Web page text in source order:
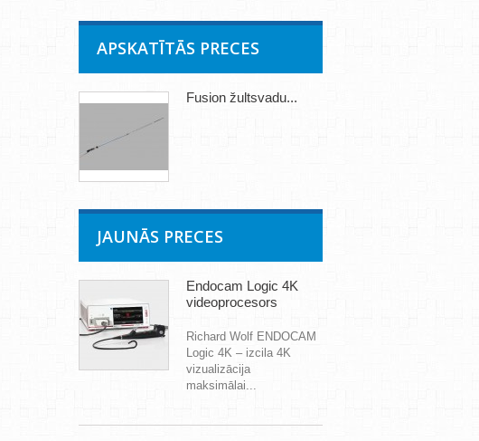
APSKATĪTĀS PRECES
Fusion žultsvadu...
JAUNĀS PRECES
Endocam Logic 4K
videoprocesors
Richard Wolf ENDOCAM
Logic 4K – izcila 4K
vizualizācija
maksimālai...